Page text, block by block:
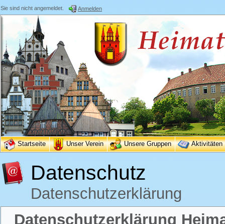
Sie sind nicht angemeldet. Anmelden
Startseite Unser Verein Unsere Gruppen Aktivitäten
Datenschutz
Datenschutzerklärung
Datenschutzerklärung